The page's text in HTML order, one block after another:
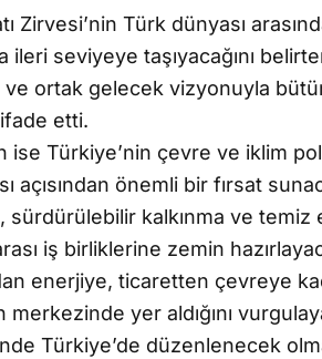
Zirvesi’nin Türk dünyası
seviyeye taşıyacağını
ve ortak gelecek vizyonuyla
etti.
ise Türkiye’nin çevre ve iklim
açısından önemli bir fırsat
kalkınma ve temiz
iş birliklerine zemin
enerjiye, ticaretten çevreye
merkezinde yer aldığını
Türkiye’de düzenlenecek